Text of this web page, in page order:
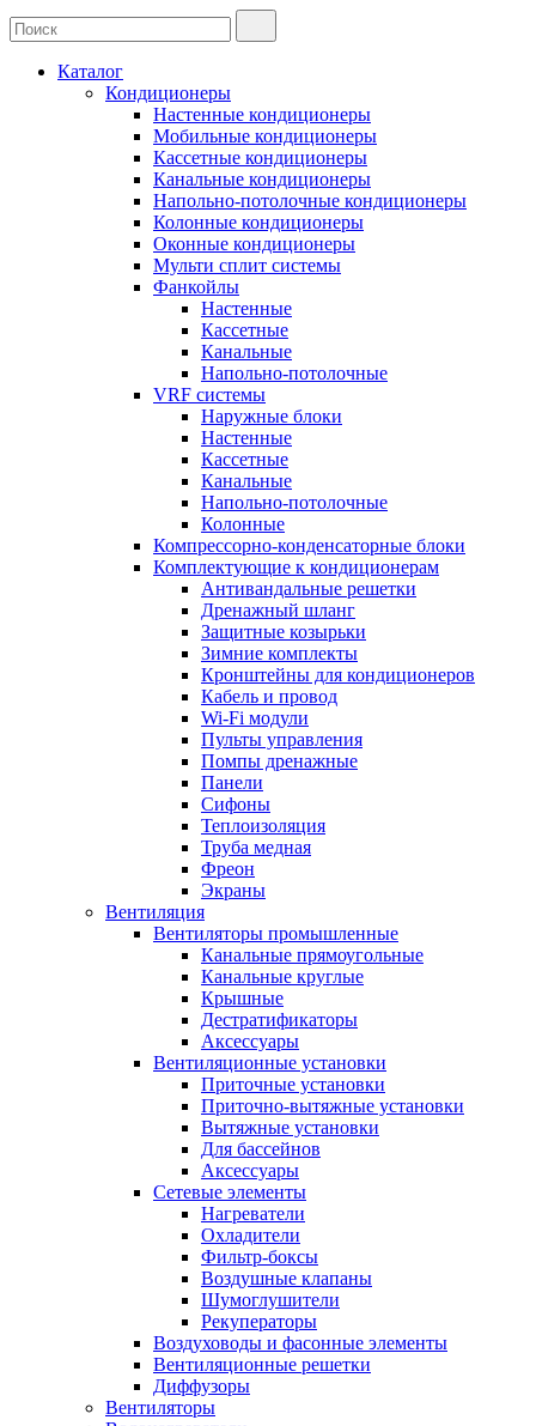
Каталог
Кондиционеры
Настенные кондиционеры
Мобильные кондиционеры
Кассетные кондиционеры
Канальные кондиционеры
Напольно-потолочные кондиционеры
Колонные кондиционеры
Оконные кондиционеры
Мульти сплит системы
Фанкойлы
Настенные
Кассетные
Канальные
Напольно-потолочные
VRF системы
Наружные блоки
Настенные
Кассетные
Канальные
Напольно-потолочные
Колонные
Компрессорно-конденсаторные блоки
Комплектующие к кондиционерам
Антивандальные решетки
Дренажный шланг
Защитные козырьки
Зимние комплекты
Кронштейны для кондиционеров
Кабель и провод
Wi-Fi модули
Пульты управления
Помпы дренажные
Панели
Сифоны
Теплоизоляция
Труба медная
Фреон
Экраны
Вентиляция
Вентиляторы промышленные
Канальные прямоугольные
Канальные круглые
Крышные
Дестратификаторы
Аксессуары
Вентиляционные установки
Приточные установки
Приточно-вытяжные установки
Вытяжные установки
Для бассейнов
Аксессуары
Сетевые элементы
Нагреватели
Охладители
Фильтр-боксы
Воздушные клапаны
Шумоглушители
Рекуператоры
Воздуховоды и фасонные элементы
Вентиляционные решетки
Диффузоры
Вентиляторы